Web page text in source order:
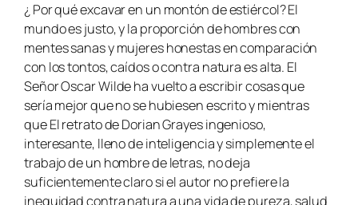
¿ Por qué excavar en un montón de estiércol? El
mundo es justo, y la proporción de hombres con
mentes sanas y mujeres honestas en comparación
con los tontos, caídos o contra natura es alta. El
Señor Oscar Wilde ha vuelto a escribir cosas que
sería mejor que no se hubiesen escrito y mientras
que El retrato de Dorian Grayes ingenioso,
interesante, lleno de inteligencia y simplemente el
trabajo de un hombre de letras, no deja
suficientemente claro si el autor no prefiere la
inequidad contra natura a una vida de pureza, salud